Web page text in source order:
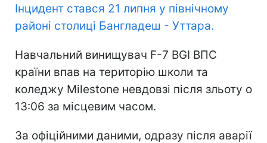
Інцидент стався 21 липня у північному
районі столиці Бангладеш - Уттара.
Навчальний винищувач F-7 BGI ВПС
країни впав на територію школи та
коледжу Milestone невдовзі після зльоту о
13:06 за місцевим часом.
За офіційними даними, одразу після аварії